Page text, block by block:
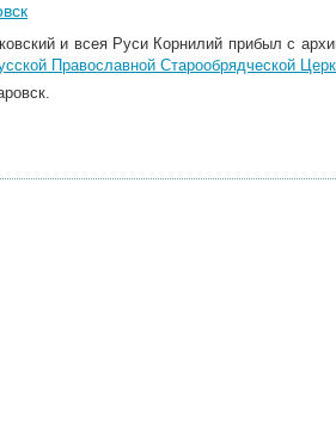
и всея Руси Корнилий прибыл с
Православной Старообрядческой